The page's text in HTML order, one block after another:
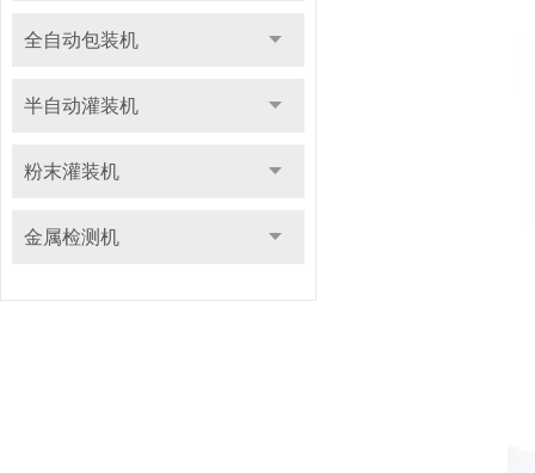
全自动包装机
半自动灌装机
粉末灌装机
金属检测机